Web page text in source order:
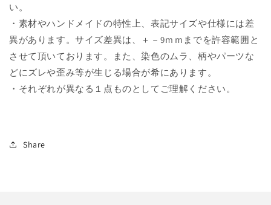
い。
・素材やハンドメイドの特性上、表記サイズや仕様には差
異があります。サイズ差異は、＋－9ｍｍまでを許容範囲と
させて頂いております。また、染色のムラ、柄やパーツな
どにズレや歪み等が生じる場合が希にあります。
・それぞれが異なる１点ものとしてご理解ください。
Share